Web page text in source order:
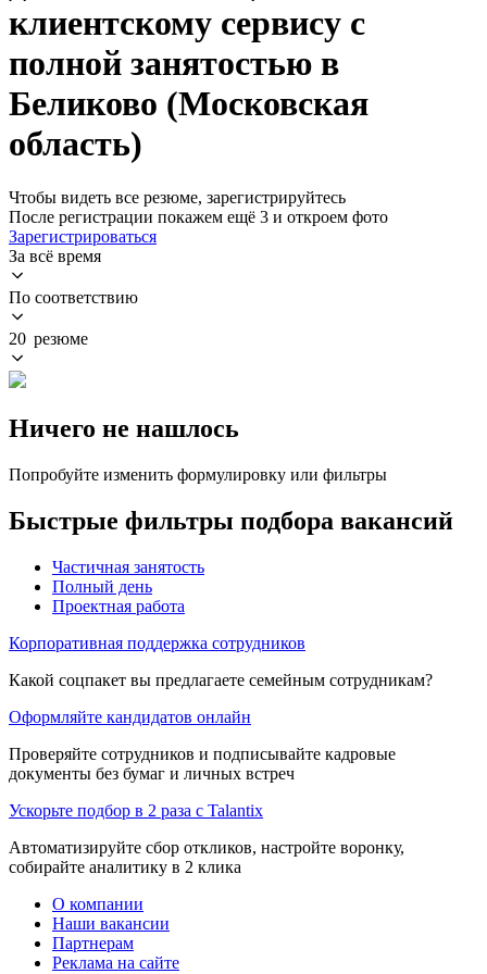
клиентскому сервису с
полной занятостью в
Беликово (Московская
область)
Чтобы видеть все резюме, зарегистрируйтесь
После регистрации покажем ещё 3 и откроем фото
Зарегистрироваться
За всё время
По соответствию
20 резюме
Ничего не нашлось
Попробуйте изменить формулировку или фильтры
Быстрые фильтры подбора вакансий
Частичная занятость
Полный день
Проектная работа
Корпоративная поддержка сотрудников
Какой соцпакет вы предлагаете семейным сотрудникам?
Оформляйте кандидатов онлайн
Проверяйте сотрудников и подписывайте кадровые
документы без бумаг и личных встреч
Ускорьте подбор в 2 раза с Talantix
Автоматизируйте сбор откликов, настройте воронку,
собирайте аналитику в 2 клика
О компании
Наши вакансии
Партнерам
Реклама на сайте